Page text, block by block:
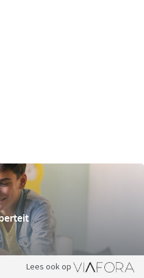
Lees ook op